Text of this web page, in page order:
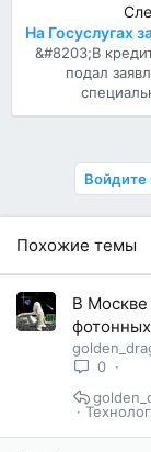
&#8203;В
подал
Войдите
Похожие темы
В Москве
0